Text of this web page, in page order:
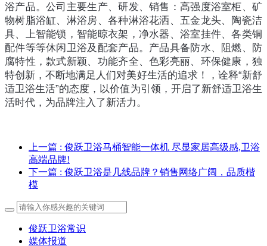
浴产品。公司主要生产、研发、销售：高强度浴室柜、矿
物树脂浴缸、淋浴房、各种淋浴花洒、五金龙头、陶瓷洁
具、上智能锁，智能晾衣架，净水器、浴室挂件、各类铜
配件等等休闲卫浴及配套产品。产品具备防水、阻燃、防
腐特性，款式新颖、功能齐全、色彩亮丽、环保健康，独
特创新，不断地满足人们对美好生活的追求！，诠释“新舒
适卫浴生活”的态度，以价值为引领，开启了新舒适卫浴生
活时代，为品牌注入了新活力。
上一篇 : 俊跃卫浴马桶智能一体机 尽显家居高级感,卫浴
高端品牌!
下一篇 : 俊跃卫浴是几线品牌？销售网络广阔，品质楷
模
俊跃卫浴常识
媒体报道